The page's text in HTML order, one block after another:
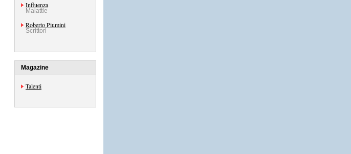
Influenza
Malattie
Roberto Piumini
Scrittori
Magazine
Talenti